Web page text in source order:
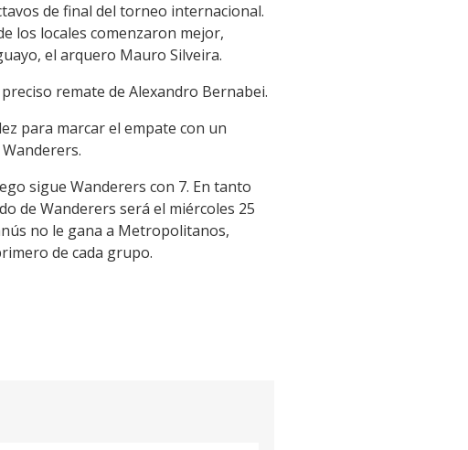
de final del torneo internacional.
los locales comenzaron mejor,
el arquero Mauro Silveira.
remate de Alexandro Bernabei.
para marcar el empate con un
sigue Wanderers con 7. En tanto
de Wanderers será el miércoles 25
no le gana a Metropolitanos,
de cada grupo.